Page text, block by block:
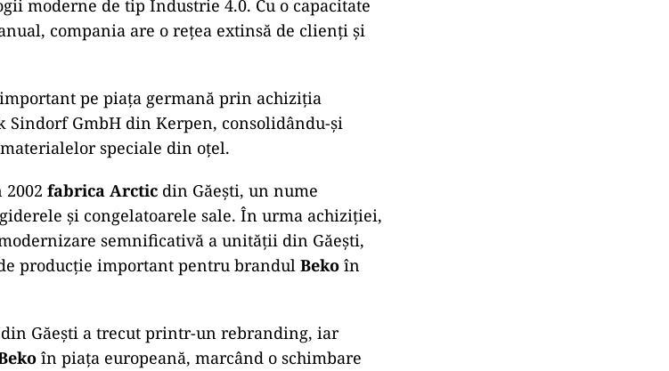
moderne de tip Industrie 4.0. Cu o capacitate
compania are o rețea extinsă de clienți și
pe piața germană prin achiziția
Sindorf GmbH din Kerpen, consolidându-și
speciale din oțel.
fabrica Arctic din Găești, un nume
și congelatoarele sale. În urma achiziției,
semnificativă a unității din Găești,
producție important pentru brandul Beko în
Găești a trecut printr-un rebranding, iar
în piața europeană, marcând o schimbare